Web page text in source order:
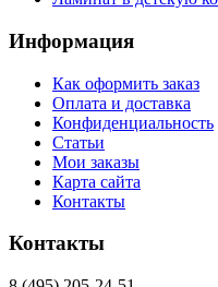
Информация
Как оформить заказ
Оплата и доставка
Конфиденциальность
Статьи
Мои заказы
Карта сайта
Контакты
Контакты